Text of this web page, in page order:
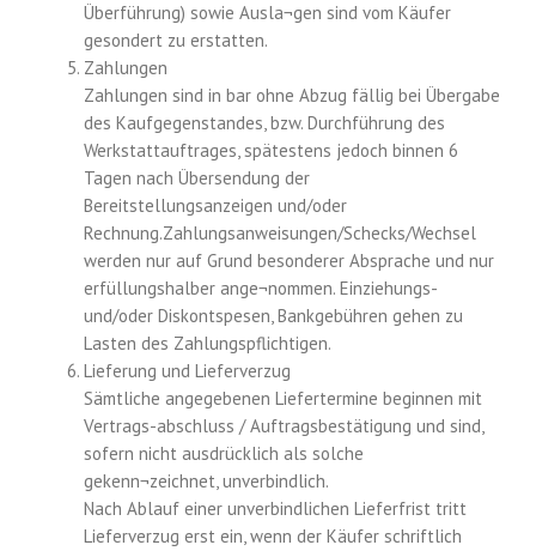
Überführung) sowie Ausla¬gen sind vom Käufer
gesondert zu erstatten.
Zahlungen
Zahlungen sind in bar ohne Abzug fällig bei Übergabe
des Kaufgegenstandes, bzw. Durchführung des
Werkstattauftrages, spätestens jedoch binnen 6
Tagen nach Übersendung der
Bereitstellungsanzeigen und/oder
Rechnung.Zahlungsanweisungen/Schecks/Wechsel
werden nur auf Grund besonderer Absprache und nur
erfüllungshalber ange¬nommen. Einziehungs-
und/oder Diskontspesen, Bankgebühren gehen zu
Lasten des Zahlungspflichtigen.
Lieferung und Lieferverzug
Sämtliche angegebenen Liefertermine beginnen mit
Vertrags-abschluss / Auftragsbestätigung und sind,
sofern nicht ausdrücklich als solche
gekenn¬zeichnet, unverbindlich.
Nach Ablauf einer unverbindlichen Lieferfrist tritt
Lieferverzug erst ein, wenn der Käufer schriftlich